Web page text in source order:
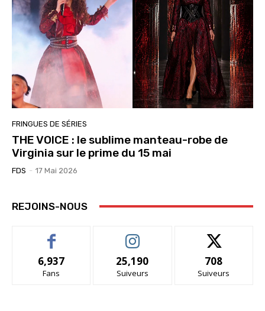
FRINGUES DE SÉRIES
THE VOICE : le sublime manteau-robe de
Virginia sur le prime du 15 mai
FDS - 17 Mai 2026
REJOINS-NOUS
6,937
Fans
25,190
Suiveurs
708
Suiveurs